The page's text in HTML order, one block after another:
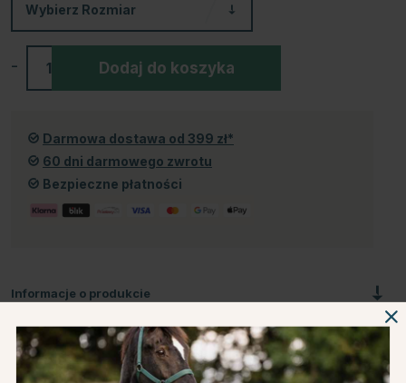
Wybierz Rozmiar
- Dodaj do koszyka
Darmowa dostawa od 399 zł*
60 dni darmowego zwrotu
Bezpieczne płatności
Informacje o produkcie
O producencie